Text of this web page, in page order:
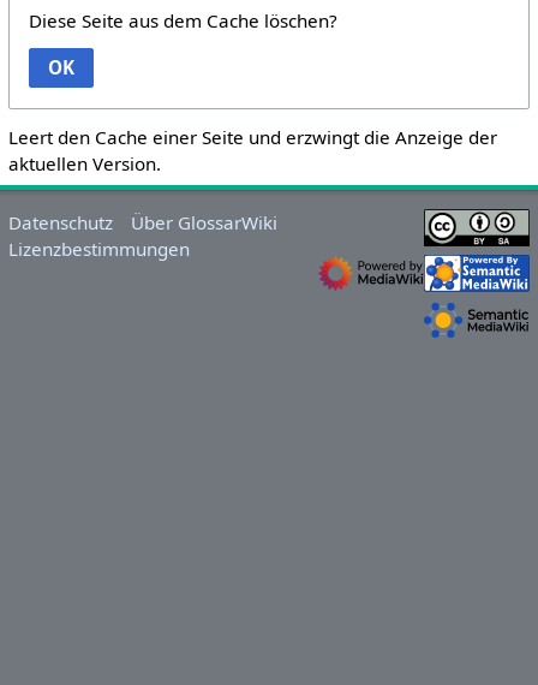
Diese Seite aus dem Cache löschen?
OK
Leert den Cache einer Seite und erzwingt die Anzeige der
aktuellen Version.
Datenschutz
Über GlossarWiki
Lizenzbestimmungen